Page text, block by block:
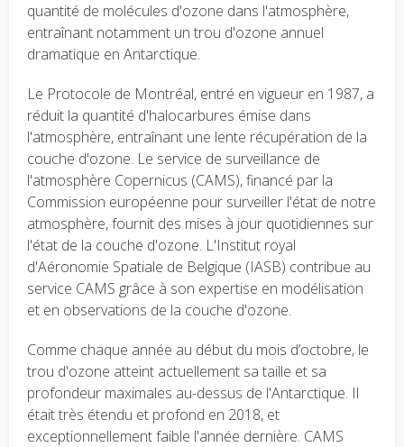
quantité de molécules d'ozone dans l'atmosphère,
entraînant notamment un trou d'ozone annuel
dramatique en Antarctique.
Le Protocole de Montréal, entré en vigueur en 1987, a
réduit la quantité d'halocarbures émise dans
l'atmosphère, entraînant une lente récupération de la
couche d'ozone. Le service de surveillance de
l'atmosphère Copernicus (CAMS), financé par la
Commission européenne pour surveiller l'état de notre
atmosphère, fournit des mises à jour quotidiennes sur
l'état de la couche d'ozone. L'Institut royal
d'Aéronomie Spatiale de Belgique (IASB) contribue au
service CAMS grâce à son expertise en modélisation
et en observations de la couche d'ozone.
Comme chaque année au début du mois d’octobre, le
trou d'ozone atteint actuellement sa taille et sa
profondeur maximales au-dessus de l'Antarctique. Il
était très étendu et profond en 2018, et
exceptionnellement faible l'année dernière. CAMS